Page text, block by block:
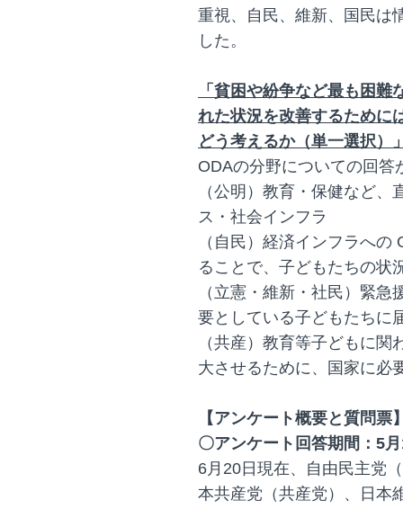
重視、自民、維新、国民は
した。
「貧困や紛争など最も困
れた状況を改善するために
どう考えるか（単一選択）
ODAの分野についての回答
（公明）教育・保健など
ス・社会インフラ
（自民）経済インフラへ
ることで、子どもたちの状
（立憲・維新・社民）緊
要としている子どもたちに
（共産）教育等子どもに
大させるために、国家に必
【アンケート概要と質問票
〇アンケート回答期間：5
6月20日現在、自由民主党
本共産党（共産党）、日本